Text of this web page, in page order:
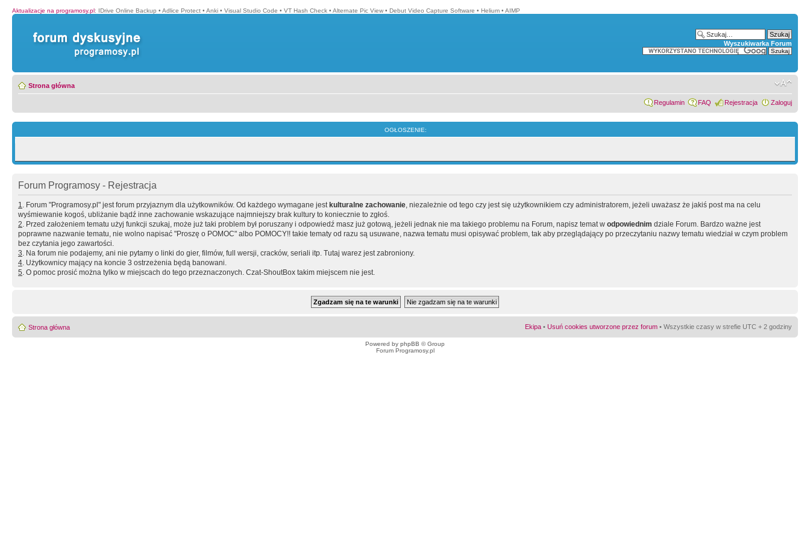
Aktualizacje na programosy.pl: IDrive Online Backup • Adlice Protect • Anki • Visual Studio Code • VT Hash Check • Alternate Pic View • Debut Video Capture Software • Helium • AIMP
Wyszukiwarka Forum
Strona główna
Regulamin FAQ Rejestracja Zaloguj
OGŁOSZENIE:
Forum Programosy - Rejestracja
1. Forum "Programosy.pl" jest forum przyjaznym dla użytkowników. Od każdego wymagane jest kulturalne zachowanie, niezależnie od tego czy jest się użytkownikiem czy administratorem, jeżeli uważasz że jakiś post ma na celu
wyśmiewanie kogoś, ubliżanie bądź inne zachowanie wskazujące najmniejszy brak kultury to koniecznie to zgłoś.
2. Przed założeniem tematu użyj funkcji szukaj, może już taki problem był poruszany i odpowiedź masz już gotową, jeżeli jednak nie ma takiego problemu na Forum, napisz temat w odpowiednim dziale Forum. Bardzo ważne jest
poprawne nazwanie tematu, nie wolno napisać "Proszę o POMOC" albo POMOCY!! takie tematy od razu są usuwane, nazwa tematu musi opisywać problem, tak aby przeglądający po przeczytaniu nazwy tematu wiedział w czym problem
bez czytania jego zawartości.
3. Na forum nie podajemy, ani nie pytamy o linki do gier, filmów, full wersji, cracków, seriali itp. Tutaj warez jest zabroniony.
4. Użytkownicy mający na koncie 3 ostrzeżenia będą banowani.
5. O pomoc prosić można tylko w miejscach do tego przeznaczonych. Czat-ShoutBox takim miejscem nie jest.
Strona główna Ekipa • Usuń cookies utworzone przez forum • Wszystkie czasy w strefie UTC + 2 godziny
Powered by phpBB © Group
Forum Programosy.pl